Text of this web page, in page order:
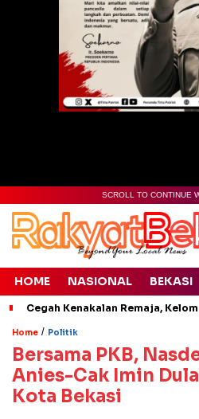
SCROLL TO CONTINUE
HOME NASIONAL BEKASI
Cegah Kenakalan Remaja,
Home / Politik
Bersama PKB,
Anies-Cak Imin
Kota Bekasi